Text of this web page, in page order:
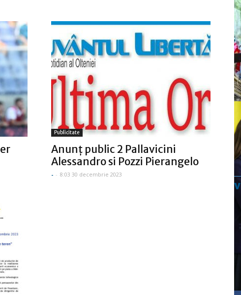
Publicitate
Anunţ public 2 Pallavicini
Alessandro si Pozzi Pierangelo
- - 8:03 30 decembrie 2023